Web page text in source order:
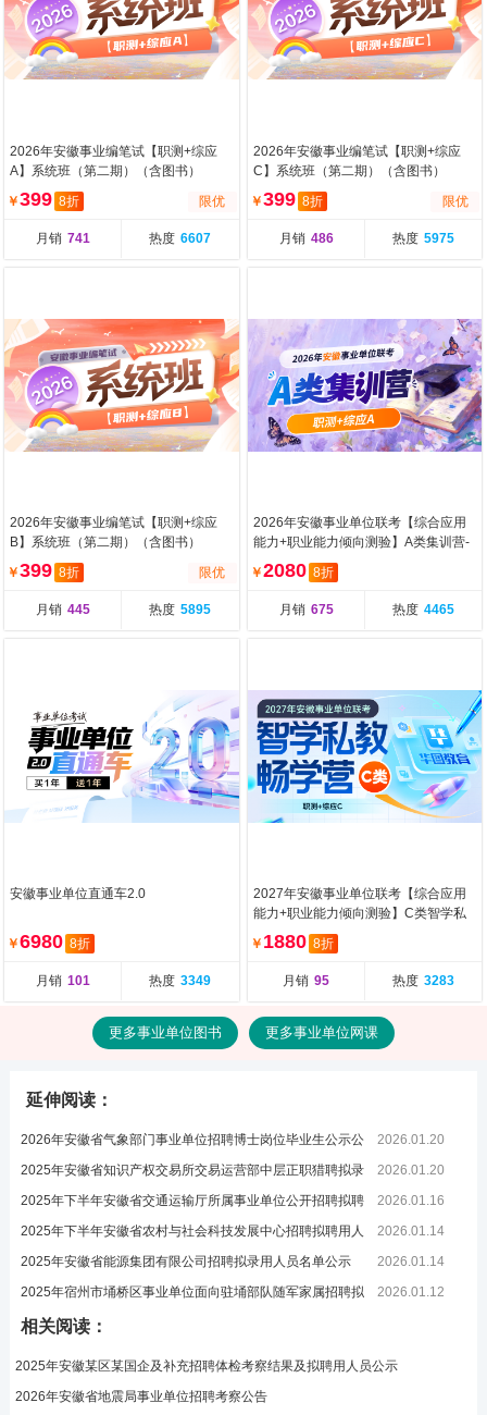
2026年安徽事业编笔试【职测+综应
A】系统班（第二期）（含图书）
￥399 8折 限优
月销 741 热度 6607
2026年安徽事业编笔试【职测+综应
C】系统班（第二期）（含图书）
￥399 8折 限优
月销 486 热度 5975
2026年安徽事业编笔试【职测+综应
B】系统班（第二期）（含图书）
￥399 8折 限优
月销 445 热度 5895
2026年安徽事业单位联考【综合应用
能力+职业能力倾向测验】A类集训营-
第二期（含图书）
￥2080 8折
月销 675 热度 4465
安徽事业单位直通车2.0
￥6980 8折
月销 101 热度 3349
2027年安徽事业单位联考【综合应用
能力+职业能力倾向测验】C类智学私
教畅学营（含图书）
￥ 1880 8折
月销 95 热度 3283
更多事业单位图书 更多事业单位网课
延伸阅读：
2026年安徽省气象部门事业单位招聘博士岗位毕业生公示公
告
2026.01.20
2025年安徽省知识产权交易所交易运营部中层正职猎聘拟录
用人员
2026.01.20
2025年下半年安徽省交通运输厅所属事业单位公开招聘拟聘
人员公
2026.01.16
2025年下半年安徽省农村与社会科技发展中心招聘拟聘用人
员公示
2026.01.14
2025年安徽省能源集团有限公司招聘拟录用人员名单公示
2026.01.14
2025年宿州市埇桥区事业单位面向驻埇部队随军家属招聘拟
聘人员
2026.01.12
相关阅读：
2025年安徽某区某国企及补充招聘体检考察结果及拟聘用人员公示
2026年安徽省地震局事业单位招聘考察公告